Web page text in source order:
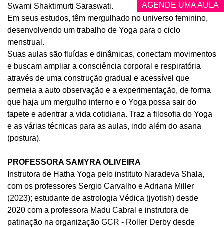
AGENDE UMA AULA
Swami Shaktimurti Saraswati.
Em seus estudos, têm mergulhado no universo feminino,
desenvolvendo um trabalho de Yoga para o ciclo
menstrual.
Suas aulas são fluídas e dinâmicas, conectam movimentos
e buscam ampliar a consciência corporal e respiratória
através de uma construção gradual e acessível que
permeia a auto observação e a experimentação, de forma
que haja um mergulho interno e o Yoga possa sair do
tapete e adentrar a vida cotidiana. Traz a filosofia do Yoga
e as várias técnicas para as aulas, indo além do asana
(postura).
PROFESSORA SAMYRA OLIVEIRA
Instrutora de Hatha Yoga pelo instituto Naradeva Shala,
com os professores Sergio Carvalho e Adriana Miller
(2023); estudante de astrologia Védica (jyotish) desde
2020 com a professora Madu Cabral e instrutora de
patinação na organização GCR - Roller Derby desde